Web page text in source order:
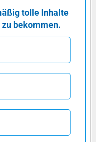
tolle Inhalte
bekommen.